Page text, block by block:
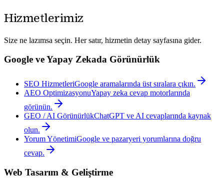
Hizmetlerimiz
Size ne lazımsa seçin. Her satır, hizmetin detay sayfasına gider.
Google ve Yapay Zekada Görünürlük
SEO HizmetleriGoogle aramalarında üst sıralara çıkın.
AEO OptimizasyonuYapay zeka cevap motorlarında
görünün.
GEO / AI GörünürlükChatGPT ve AI cevaplarında kaynak
olun.
Yorum YönetimiGoogle ve pazaryeri yorumlarına doğru
cevap.
Web Tasarım & Geliştirme